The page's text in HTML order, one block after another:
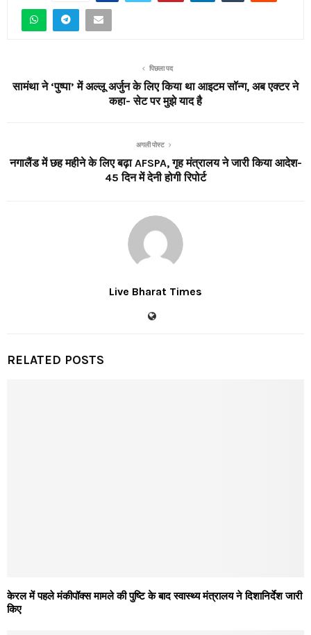
पिछला पद
सामंथा ने ‘पुष्पा’ में अल्लू अर्जुन के लिए किया था आइटम सॉन्ग, अब एक्टर ने
कहा- सेट पर मुझे याद है
अगली पोस्ट
नगालैंड में छह महीने के लिए बढ़ा AFSPA, गृह मंत्रालय ने जारी किया आदेश-
45 दिन में देनी होगी रिपोर्ट
Live Bharat Times
RELATED POSTS
केरल में पहले मंकीपॉक्स मामले की पुष्टि के बाद स्वास्थ्य मंत्रालय ने दिशानिर्देश जारी
किए